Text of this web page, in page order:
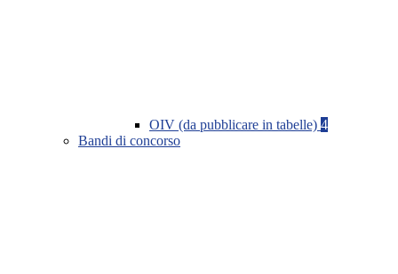
OIV (da pubblicare in tabelle) 4
Bandi di concorso